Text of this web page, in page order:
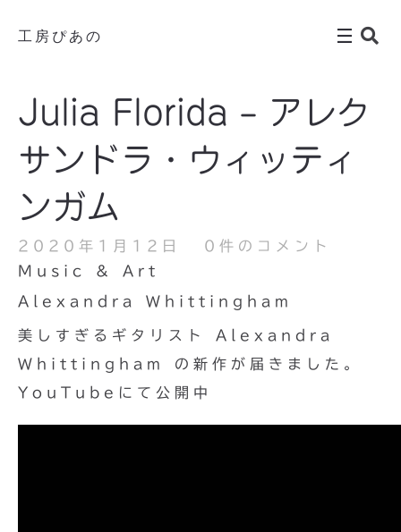
工房ぴあの
Julia Florida – アレク
サンドラ・ウィッティ
ンガム
2020年1月12日
0件のコメント
Music & Art
Alexandra Whittingham
美しすぎるギタリスト Alexandra
Whittingham の新作が届きました。
YouTubeにて公開中